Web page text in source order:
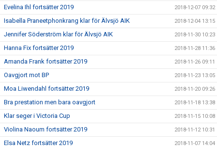
Evelina Ihl fortsätter 2019 2018-12-07 09:32
Isabella Praneetphonkrang klar för Älvsjö AIK 2018-12-04 13:15
Jennifer Söderström klar för Älvsjö AIK 2018-11-30 10:23
Hanna Fix fortsätter 2019 2018-11-28 11:36
Amanda Frank fortsätter 2019 2018-11-26 09:11
Oavgjort mot BP 2018-11-23 13:05
Moa Liwendahl fortsätter 2019 2018-11-20 09:26
Bra prestation men bara oavgjort 2018-11-18 13:38
Klar seger i Victoria Cup 2018-11-15 10:08
Violina Naoum fortsätter 2019 2018-11-12 10:31
Elsa Netz fortsätter 2019 2018-11-07 14:04